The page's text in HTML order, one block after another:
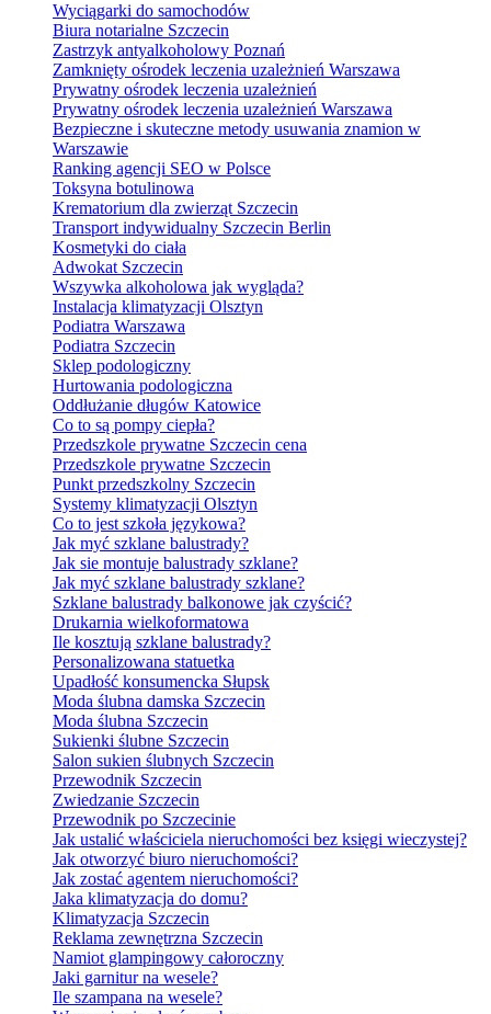
Wyciągarki do samochodów
Biura notarialne Szczecin
Zastrzyk antyalkoholowy Poznań
Zamknięty ośrodek leczenia uzależnień Warszawa
Prywatny ośrodek leczenia uzależnień
Prywatny ośrodek leczenia uzależnień Warszawa
Bezpieczne i skuteczne metody usuwania znamion w
Warszawie
Ranking agencji SEO w Polsce
Toksyna botulinowa
Krematorium dla zwierząt Szczecin
Transport indywidualny Szczecin Berlin
Kosmetyki do ciała
Adwokat Szczecin
Wszywka alkoholowa jak wygląda?
Instalacja klimatyzacji Olsztyn
Podiatra Warszawa
Podiatra Szczecin
Sklep podologiczny
Hurtowania podologiczna
Oddłużanie długów Katowice
Co to są pompy ciepła?
Przedszkole prywatne Szczecin cena
Przedszkole prywatne Szczecin
Punkt przedszkolny Szczecin
Systemy klimatyzacji Olsztyn
Co to jest szkoła językowa?
Jak myć szklane balustrady?
Jak sie montuje balustrady szklane?
Jak myć szklane balustrady szklane?
Szklane balustrady balkonowe jak czyścić?
Drukarnia wielkoformatowa
Ile kosztują szklane balustrady?
Personalizowana statuetka
Upadłość konsumencka Słupsk
Moda ślubna damska Szczecin
Moda ślubna Szczecin
Sukienki ślubne Szczecin
Salon sukien ślubnych Szczecin
Przewodnik Szczecin
Zwiedzanie Szczecin
Przewodnik po Szczecinie
Jak ustalić właściciela nieruchomości bez księgi wieczystej?
Jak otworzyć biuro nieruchomości?
Jak zostać agentem nieruchomości?
Jaka klimatyzacja do domu?
Klimatyzacja Szczecin
Reklama zewnętrzna Szczecin
Namiot glampingowy całoroczny
Jaki garnitur na wesele?
Ile szampana na wesele?